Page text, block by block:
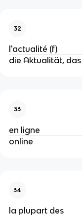
32
l'actualité (f)
die Aktualität,
33
en ligne
online
34
la plupart des